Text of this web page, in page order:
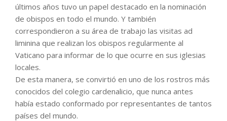
últimos años tuvo un papel destacado en la nominación
de obispos en todo el mundo. Y también
correspondieron a su área de trabajo las visitas ad
liminina que realizan los obispos regularmente al
Vaticano para informar de lo que ocurre en sus iglesias
locales.
De esta manera, se convirtió en uno de los rostros más
conocidos del colegio cardenalicio, que nunca antes
había estado conformado por representantes de tantos
países del mundo.